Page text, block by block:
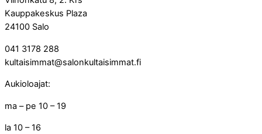
Kauppakeskus Plaza
24100 Salo
041 3178 288
kultaisimmat@salonkultaisimmat.fi
Aukioloajat:
ma – pe 10 – 19
la 10 – 16